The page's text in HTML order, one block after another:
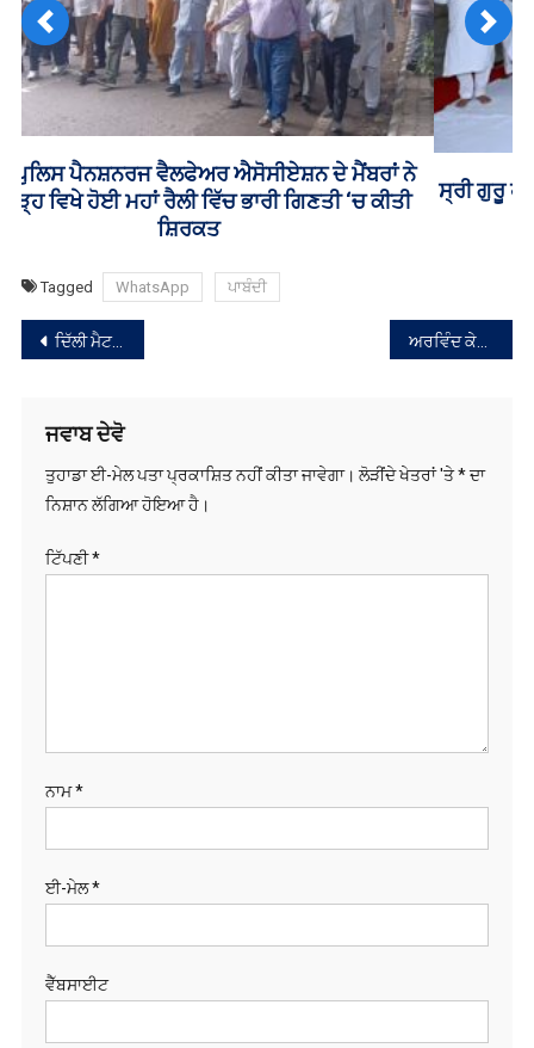
ਸ੍ਰੀ ਗੁਰੂ ਹਰਿਕ੍ਰਿਸ਼ਨ ਸਾਹਿਬ ਜੀ ਦੇ ਪ੍ਰਕਾਸ਼ ਗੁਰਪੁਰਬ ਮੌਕੇ ਸ੍ਰੀ
ਅਖੰਡ ਪਾਠ ਸਾਹਿਬ ਦੇ ਪਾਏ ਭੋਗ
Previous Next
Tagged WhatsApp ਪਾਬੰਦੀ
ਸੰਪਾਦਨਾ
ਦਿੱਲੀ ਮੈਟਰੋ ਨੇ ਤੋੜਿਆ ਆਪਣਾ ਹੀ ਰਿਕਾਰਡ !
ਜਵਾਬ ਦੇਵੋ
ਤੁਹਾਡਾ ਈ-ਮੇਲ ਪਤਾ ਪ੍ਰਕਾਸ਼ਿਤ ਨਹੀਂ ਕੀਤਾ ਜਾਵੇਗਾ। ਲੋੜੀਂਦੇ ਖੇਤਰਾਂ 'ਤੇ *
ਨਿਸ਼ਾਨ ਲੱਗਿਆ ਹੋਇਆ ਹੈ।
ਟਿੱਪਣੀ *
*
ਈ-ਮੇਲ *
ਵੈੱਬਸਾਈਟ